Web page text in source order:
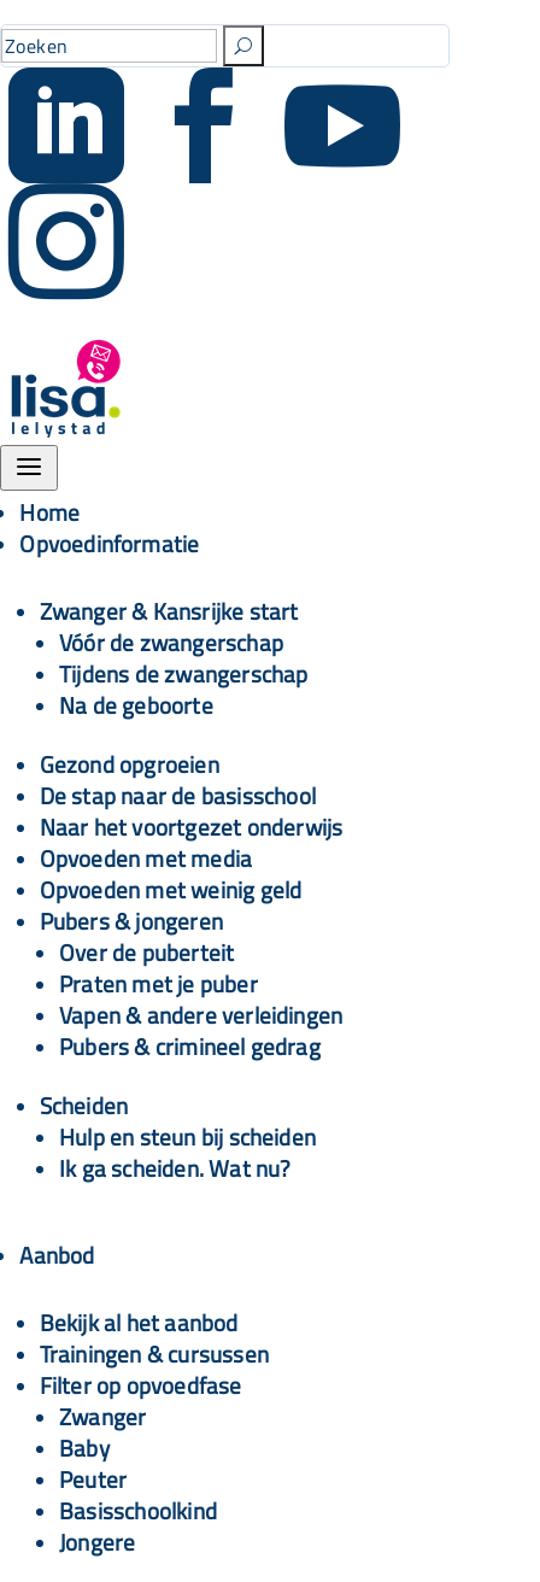
U
  

a
Home
Opvoedinformatie
Zwanger & Kansrijke start
Vóór de zwangerschap
Tijdens de zwangerschap
Na de geboorte
Gezond opgroeien
De stap naar de basisschool
Naar het voortgezet onderwijs
Opvoeden met media
Opvoeden met weinig geld
Pubers & jongeren
Over de puberteit
Praten met je puber
Vapen & andere verleidingen
Pubers & crimineel gedrag
Scheiden
Hulp en steun bij scheiden
Ik ga scheiden. Wat nu?
Aanbod
Bekijk al het aanbod
Trainingen & cursussen
Filter op opvoedfase
Zwanger
Baby
Peuter
Basisschoolkind
Jongere